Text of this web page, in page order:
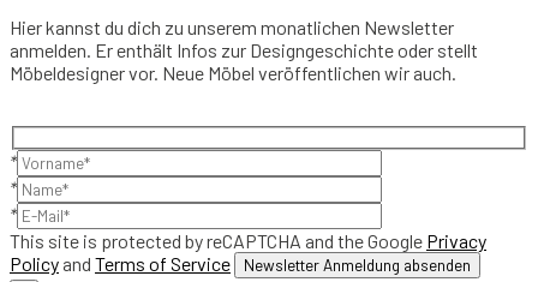
Hier kannst du dich zu unserem monatlichen Newsletter
anmelden. Er enthält Infos zur Designgeschichte oder stellt
Möbeldesigner vor. Neue Möbel veröffentlichen wir auch.
*
*
*
This site is protected by reCAPTCHA and the Google Privacy
Policy and Terms of Service